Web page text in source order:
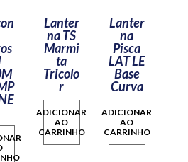
Lanter
na TS
Marmi
ta
Tricolo
r
ADICIONAR
AO
CARRINHO
Lanter
na
Pisca
LAT LE
Base
Curva
ADICIONAR
AO
CARRINHO